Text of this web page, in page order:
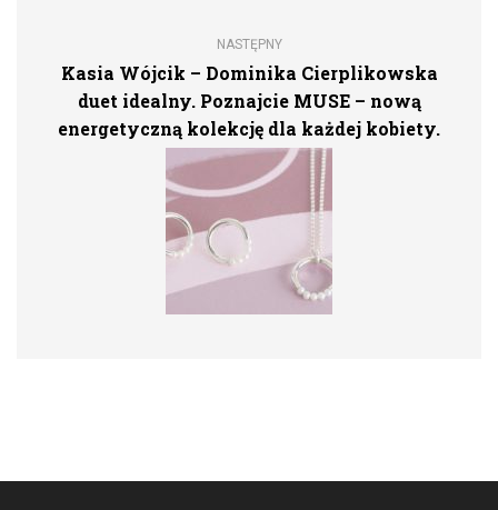
NASTĘPNY
Kasia Wójcik – Dominika Cierplikowska
duet idealny. Poznajcie MUSE – nową
energetyczną kolekcję dla każdej kobiety.